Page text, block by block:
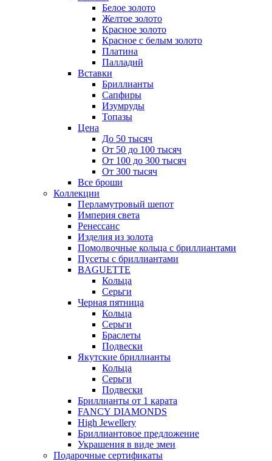
Белое золото
Желтое золото
Красное золото
Красное с белым золото
Платина
Палладий
Вставки
Бриллианты
Сапфиры
Изумруды
Топазы
Цена
До 50 тысяч
От 50 до 100 тысяч
От 100 до 300 тысяч
От 300 тысяч
Все броши
Коллекции
Перламутровый шепот
Империя света
Ренессанс
Изделия из золота
Помолвочные кольца с бриллиантами
Пусеты с бриллиантами
BAGUETTE
Кольца
Серьги
Черная пятница
Кольца
Серьги
Браслеты
Подвески
Якутские бриллианты
Кольца
Серьги
Подвески
Бриллианты от 1 карата
FANCY DIAMONDS
High Jewellery
Бриллиантовое предложение
Украшения в виде змеи
Подарочные сертификаты